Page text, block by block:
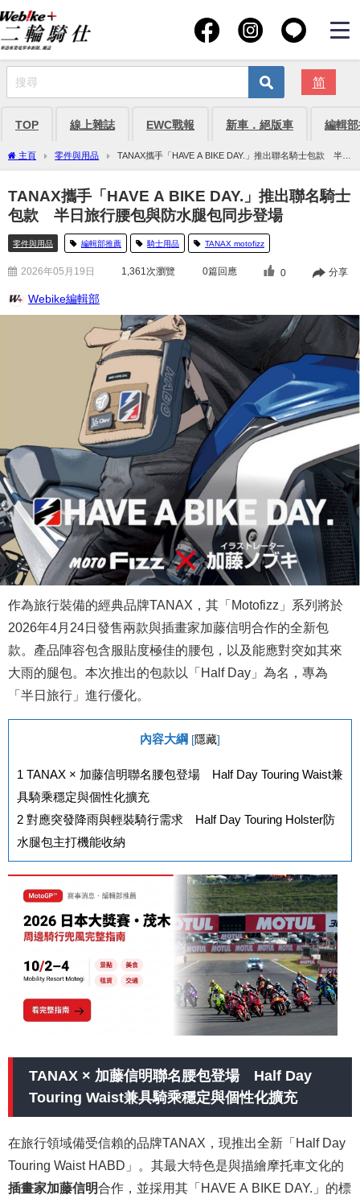
简
TOP 線上雜誌 EWC戰報 新車．絕版車 編輯
主頁 零件與用品
TANAX攜手「HAVE A BIKE DAY.」推出聯名騎士包款 半日
旅行腰包與防水腿包同步登場
TANAX攜手「HAVE A BIKE DAY.」推出聯名騎士
包款 半日旅行腰包與防水腿包同步登場
零件與用品 編輯部推薦 騎士用品 TANAX motofizz
2026年05月19日 1,361 次瀏覽 0篇回應 0 分享
Webike編輯部
作為旅行裝備的經典品牌TANAX，其「Motofizz」系列將於
2026年4月24日發售兩款與插畫家加藤信明合作的全新包
款。產品陣容包含服貼度極佳的腰包，以及能應對突如其來
大雨的腿包。本次推出的包款以「Half Day」為名，專為
「半日旅行」進行優化。
內容大綱 [隱藏]
1 TANAX × 加藤信明聯名腰包登場 Half Day Touring Waist兼
具騎乘穩定與個性化擴充
2 對應突發降雨與輕裝騎行需求 Half Day Touring Holster防
水腿包主打機能收納
TANAX × 加藤信明聯名腰包登場 Half Day
Touring Waist兼具騎乘穩定與個性化擴充
在旅行領域備受信賴的品牌TANAX，現推出全新「Half Day
Touring Waist HABD」。其最大特色是與描繪摩托車文化的
插畫家加藤信明合作，並採用其「HAVE A BIKE DAY.」的標